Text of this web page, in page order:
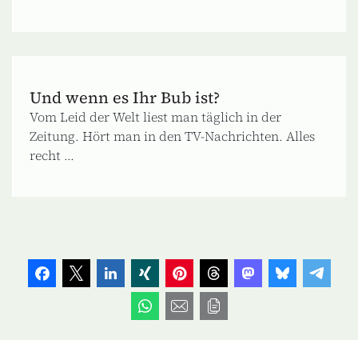
Und wenn es Ihr Bub ist?
Vom Leid der Welt liest man täglich in der
Zeitung. Hört man in den TV-Nachrichten. Alles
recht ...